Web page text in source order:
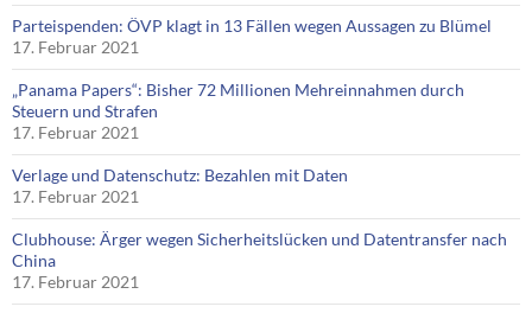
Parteispenden: ÖVP klagt in 13 Fällen wegen Aussagen zu Blümel
17. Februar 2021
„Panama Papers“: Bisher 72 Millionen Mehreinnahmen durch
Steuern und Strafen
17. Februar 2021
Verlage und Datenschutz: Bezahlen mit Daten
17. Februar 2021
Clubhouse: Ärger wegen Sicherheitslücken und Datentransfer nach
China
17. Februar 2021